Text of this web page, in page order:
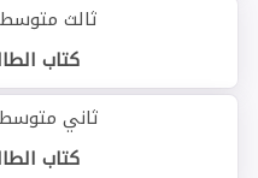
ثالث متوسط
كتاب
ثاني متوسط
كتاب